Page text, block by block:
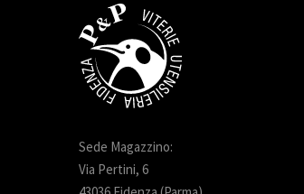
Sede Magazzino:
Via Pertini, 6